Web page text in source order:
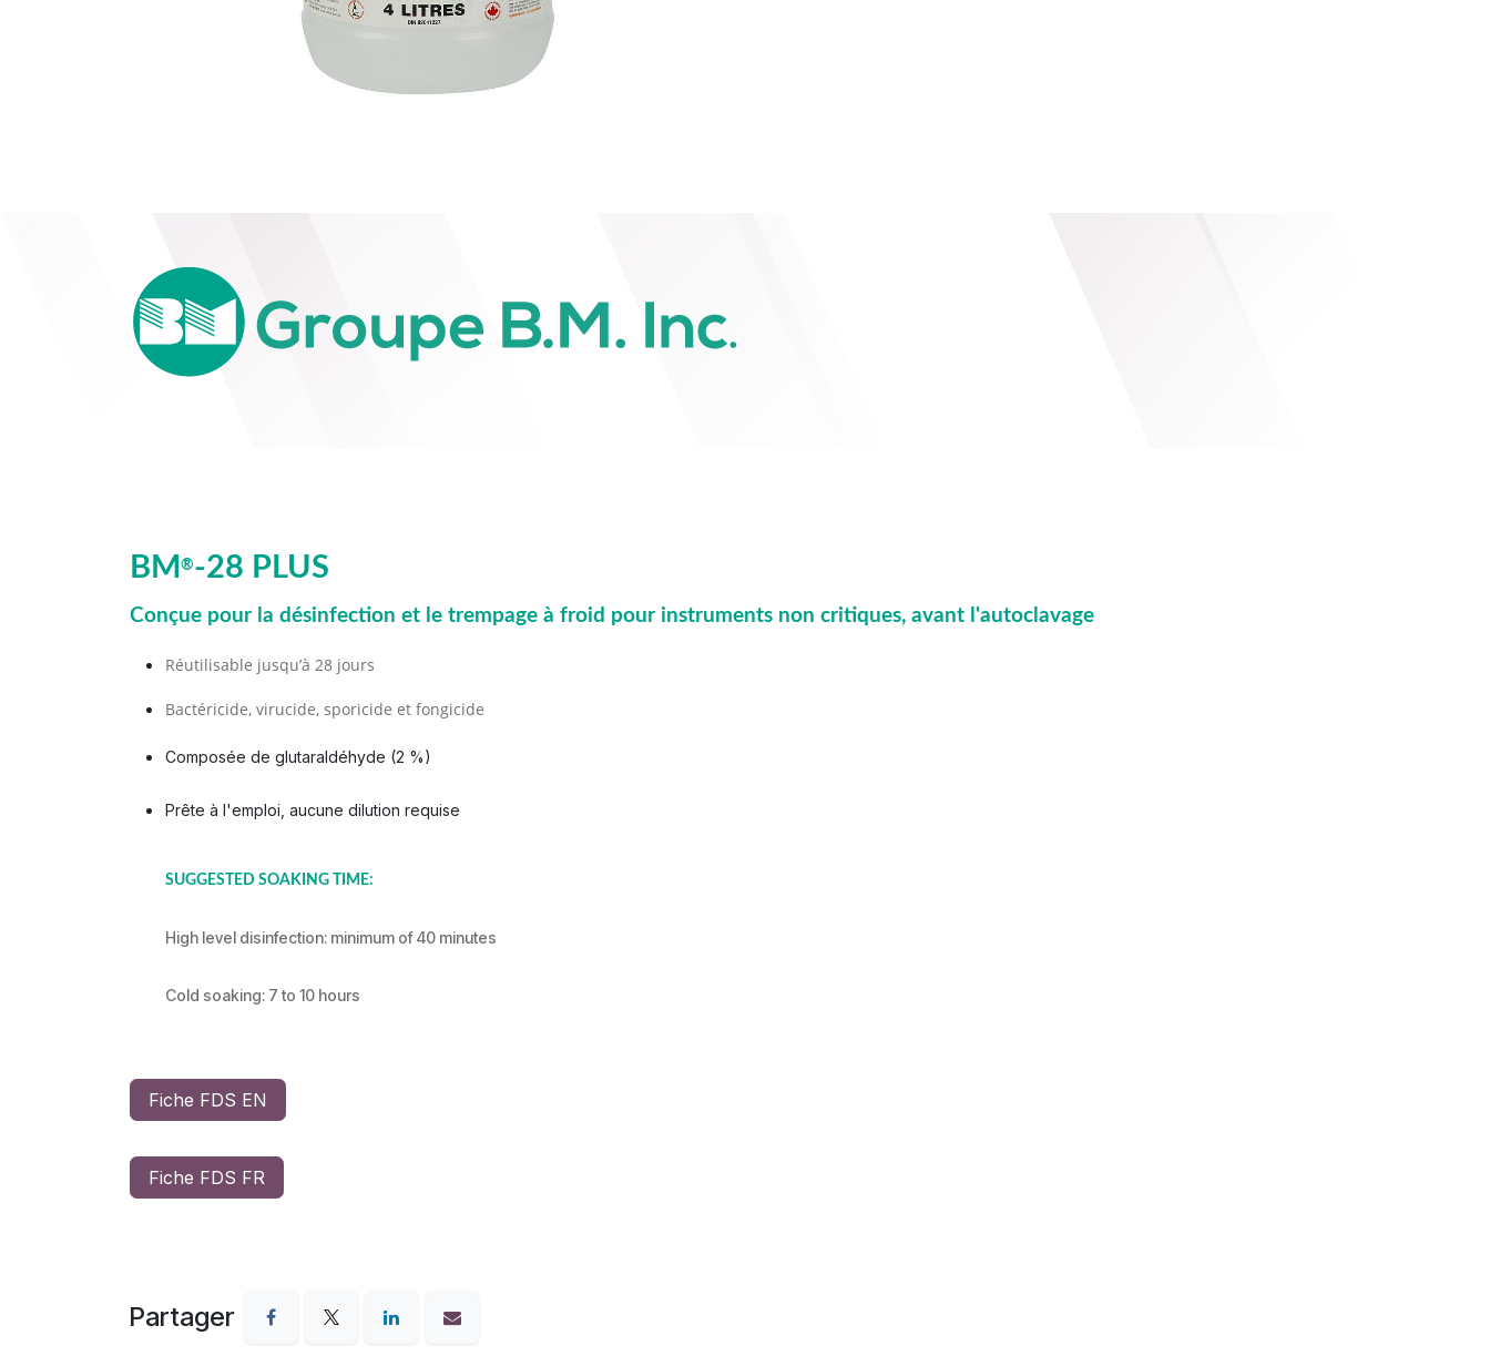
BM ®-28 PLUS
Conçue pour la désinfection et le trempage à froid pour instruments non critiques, avant l'autoclavage
Réutilisable jusqu’à 28 jours
Bactéricide, virucide, sporicide et fongicide
Composée de glutaraldéhyde (2 %)
Prête à l'emploi, aucune dilution requise
SUGGESTED SOAKING TIME:
High level disinfection: minimum of 40 minutes
Cold soaking: 7 to 10 hours
Fiche FDS EN
Fiche FDS FR
Partager